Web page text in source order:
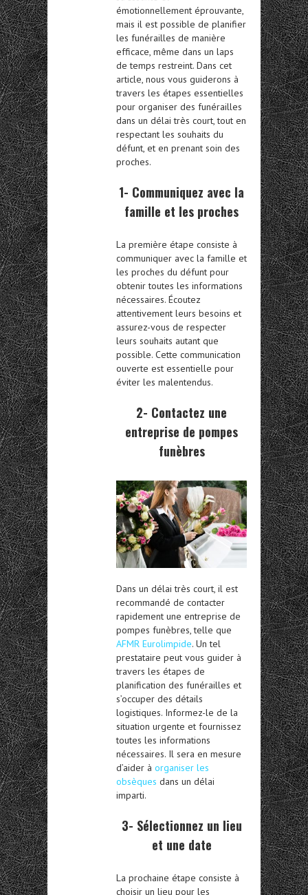
émotionnellement éprouvante,
mais il est possible de planifier
les funérailles de manière
efficace, même dans un laps
de temps restreint. Dans cet
article, nous vous guiderons à
travers les étapes essentielles
pour organiser des funérailles
dans un délai très court, tout en
respectant les souhaits du
défunt, et en prenant soin des
proches.
1- Communiquez avec la
famille et les proches
La première étape consiste à
communiquer avec la famille et
les proches du défunt pour
obtenir toutes les informations
nécessaires. Écoutez
attentivement leurs besoins et
assurez-vous de respecter
leurs souhaits autant que
possible. Cette communication
ouverte est essentielle pour
éviter les malentendus.
2- Contactez une
entreprise de pompes
funèbres
Dans un délai très court, il est
recommandé de contacter
rapidement une entreprise de
pompes funèbres, telle que
AFMR Eurolimpide. Un tel
prestataire peut vous guider à
travers les étapes de
planification des funérailles et
s’occuper des détails
logistiques. Informez-le de la
situation urgente et fournissez
toutes les informations
nécessaires. Il sera en mesure
d’aider à organiser les
obsèques dans un délai
imparti.
3- Sélectionnez un lieu
et une date
La prochaine étape consiste à
choisir un lieu pour les